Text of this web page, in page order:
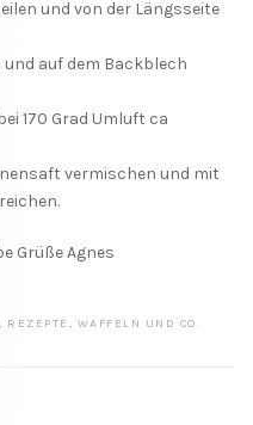
und von der Längsseite
und auf dem Backblech
170 Grad Umluft ca
vermischen und mit
Grüße Agnes
, REZEPTE , WAFFELN UND CO.